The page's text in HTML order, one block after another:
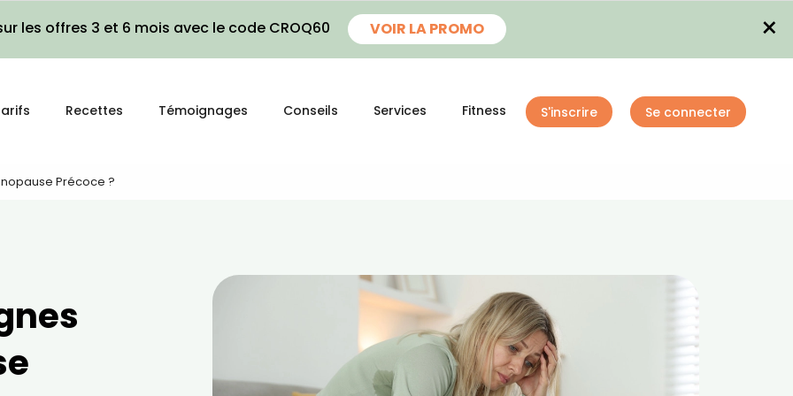
les offres 3 et 6 mois avec le code CROQ60 VOIR LA PROMO ×
Recettes Témoignages Conseils Services Fitness S'inscrire Se connecter
Précoce ?